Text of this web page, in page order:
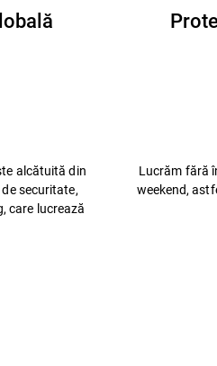
alcătuită din
securitate,
care lucrează
Lucrăm fără
weekend,